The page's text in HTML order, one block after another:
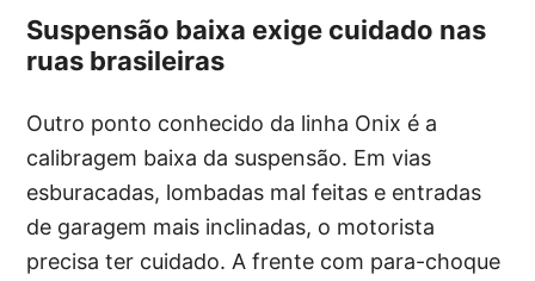
Suspensão baixa exige cuidado nas
ruas brasileiras
Outro ponto conhecido da linha Onix é a
calibragem baixa da suspensão. Em vias
esburacadas, lombadas mal feitas e entradas
de garagem mais inclinadas, o motorista
precisa ter cuidado. A frente com para-choque